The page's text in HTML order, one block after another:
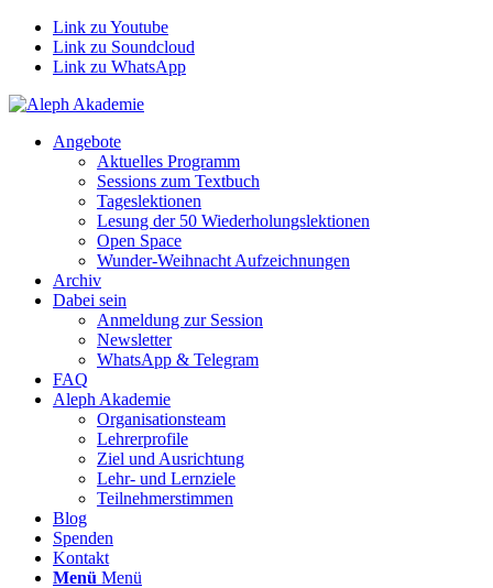
Link zu Youtube
Link zu Soundcloud
Link zu WhatsApp
Angebote
Aktuelles Programm
Sessions zum Textbuch
Tageslektionen
Lesung der 50 Wiederholungslektionen
Open Space
Wunder-Weihnacht Aufzeichnungen
Archiv
Dabei sein
Anmeldung zur Session
Newsletter
WhatsApp & Telegram
FAQ
Aleph Akademie
Organisationsteam
Lehrerprofile
Ziel und Ausrichtung
Lehr- und Lernziele
Teilnehmerstimmen
Blog
Spenden
Kontakt
Menü Menü